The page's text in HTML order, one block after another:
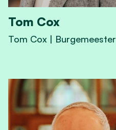
Tom Cox
Tom Cox | Burgemeester